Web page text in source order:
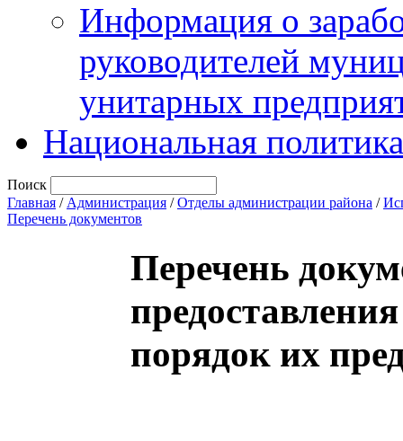
Информация о
руководителей
унитарных
Национальная политика
Поиск
Главная / Администрация /Отделы администрации района /
Перечень документов
Перечень
порядок их